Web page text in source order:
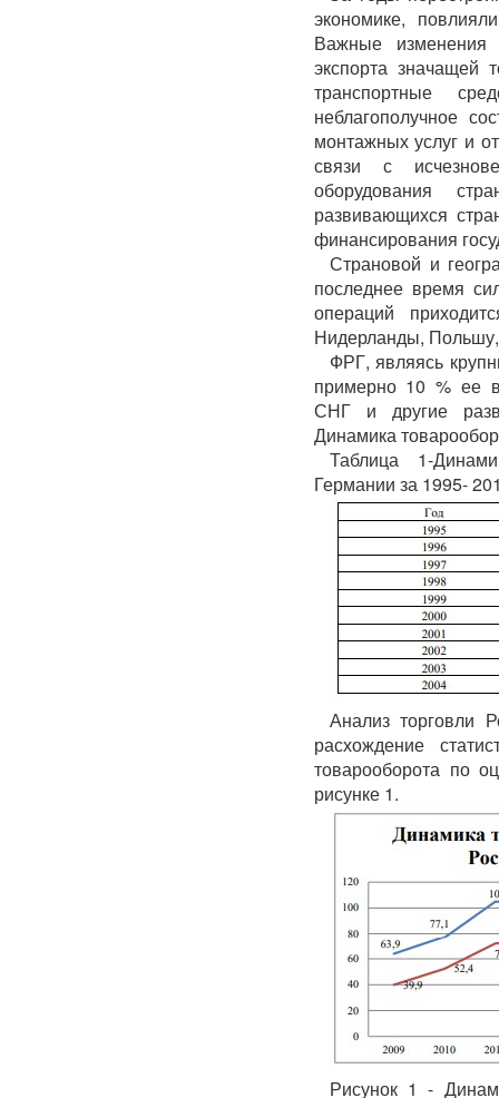
экономике,
Важные изменения
экспорта значащей
транспортные
неблагополучное
монтажных услуг и
связи с
оборудования
развивающихся
финансирования
Страновой и
последнее время
операций
Нидерланды,
ФРГ, являясь
примерно 10 % ее
СНГ и другие
Динамика
Таблица 1-
Германии за 1995-
Анализ торговли
расхождение
товарооборота по
рисунке 1.
Рисунок 1 -